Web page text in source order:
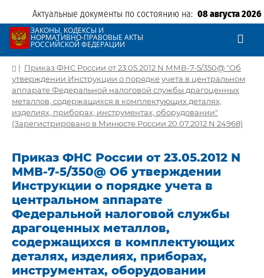
Актуальные документы по состоянию на: 08 августа 2026
ЗАКОНЫ, КОДЕКСЫ И
НОРМАТИВНО-ПРАВОВЫЕ АКТЫ
РОССИЙСКОЙ ФЕДЕРАЦИИ
| Приказ ФНС России от 23.05.2012 N ММВ-7-5/350@ "Об
утверждении Инструкции о порядке учета в центральном
аппарате Федеральной налоговой службы драгоценных
металлов, содержащихся в комплектующих деталях,
изделиях, приборах, инструментах, оборудовании"
(Зарегистрировано в Минюсте России 20.07.2012 N 24968)
Приказ ФНС России от 23.05.2012 N
ММВ-7-5/350@ Об утверждении
Инструкции о порядке учета в
центральном аппарате
Федеральной налоговой службы
драгоценных металлов,
содержащихся в комплектующих
деталях, изделиях, приборах,
инструментах, оборудовании